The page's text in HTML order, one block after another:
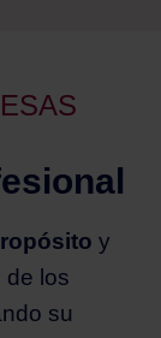
y
de los
su